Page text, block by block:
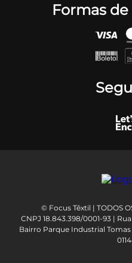
Formas
© Focus Têxtil | TODOS
CNPJ 18.843.398/0001-93 |
Bairro Parque Industrial Tomas